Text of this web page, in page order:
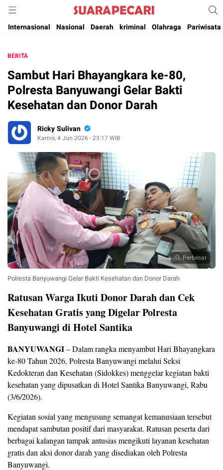
Suara Pecari
Suara Pencerahan Anak Negeri ( Berita Aktual & Terpercaya )
Internasional
Nasional Daerah kriminal Olahraga Pariwisata
BERITA
Sambut Hari Bhayangkara ke-80,
Polresta Banyuwangi Gelar Bakti
Kesehatan dan Donor Darah
Ricky Sulivan
Kamis, 4 Jun 2026 - 23:17 WIB
Perbesar
Polresta Banyuwangi Gelar Bakti Kesehatan dan Donor Darah
Ratusan Warga Ikuti Donor Darah dan Cek
Kesehatan Gratis yang Digelar Polresta
Banyuwangi di Hotel Santika
BANYUWANGI– Dalam rangka menyambut Hari Bhayangkara
ke-80 Tahun 2026, Polresta Banyuwangi melalui Seksi
Kedokteran dan Kesehatan (Sidokkes) menggelar kegiatan bakti
kesehatan yang dipusatkan di Hotel Santika Banyuwangi, Rabu
(3/6/2026).
Kegiatan sosial yang mengusung semangat kemanusiaan tersebut
mendapat sambutan positif dari masyarakat. Ratusan peserta dari
berbagai kalangan tampak antusias mengikuti layanan kesehatan
gratis dan aksi donor darah yang disediakan oleh Polresta
Banyuwangi.